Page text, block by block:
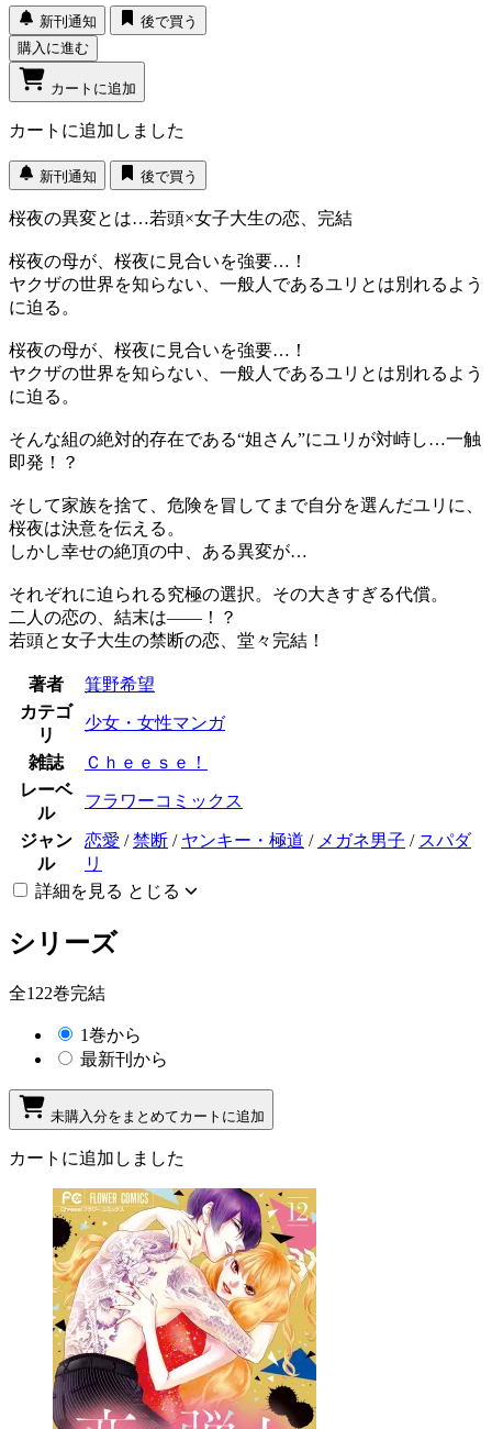
新刊通知
後で買う
購入に進む
カートに追加
カートに追加しました
新刊通知 後で買う
桜夜の異変とは…若頭×女子大生の恋、完結
桜夜の母が、桜夜に見合いを強要…！
ヤクザの世界を知らない、一般人であるユリとは別れるよう
に迫る。
桜夜の母が、桜夜に見合いを強要…！
ヤクザの世界を知らない、一般人であるユリとは別れるよう
に迫る。
そんな組の絶対的存在である“姐さん”にユリが対峙し…一触
即発！？
そして家族を捨て、危険を冒してまで自分を選んだユリに、
桜夜は決意を伝える。
しかし幸せの絶頂の中、ある異変が…
それぞれに迫られる究極の選択。その大きすぎる代償。
二人の恋の、結末は――！？
若頭と女子大生の禁断の恋、堂々完結！
著者
箕野希望
カテゴ
リ
少女・女性マンガ
雑誌
Ｃｈｅｅｓｅ！
レーベ
ル
フラワーコミックス
ジャン
ル
恋愛 /禁断 / ヤンキー・極道 / メガネ男子 / スパダ
リ
詳細を見る とじる
シリーズ
全122巻完結
1巻から
最新刊から
未購入分をまとめてカートに追加
カートに追加しました